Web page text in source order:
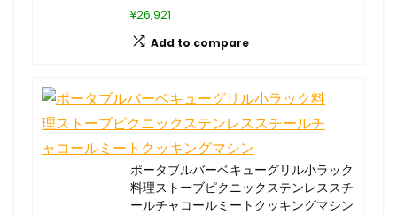
¥26,921
Add to compare
ポータブルバーベキューグリル小ラック
料理ストーブピクニックステンレススチ
ールチャコールミートクッキングマシン